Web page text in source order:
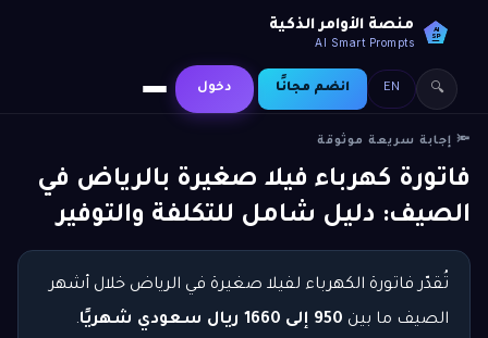
AI
SP
منصة الأوامر الذكية
AI Smart Prompts
🔍
EN انضم مجانًا دخول
🔦 إجابة سريعة موثوقة
فاتورة كهرباء فيلا صغيرة بالرياض في
الصيف: دليل شامل للتكلفة والتوفير
تُقدّر فاتورة الكهرباء لفيلا صغيرة في الرياض خلال أشهر
الصيف ما بين 950 إلى 1660 ريال سعودي شهريًا
.